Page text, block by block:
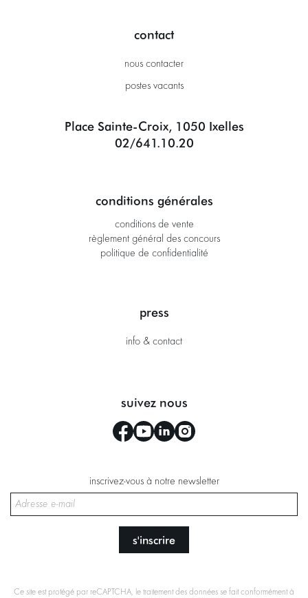
contact
nous contacter
postes vacants
Place Sainte-Croix, 1050 Ixelles
02/641.10.20
conditions générales
conditions de vente
règlement général des concours
politique de confidentialité
press
info & contact
suivez nous
inscrivez-vous à notre newsletter
s'inscrire
Ce site est protégé par reCAPTCHA, le traitement des données se fait conformément à